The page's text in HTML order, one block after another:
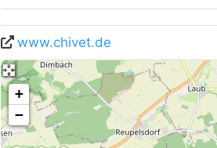
www.chivet.de
+
−